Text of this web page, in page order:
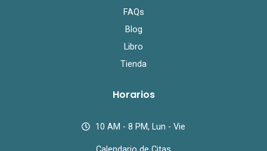
FAQs
Blog
Libro
Tienda
Horarios
10 AM - 8 PM, Lun - Vie